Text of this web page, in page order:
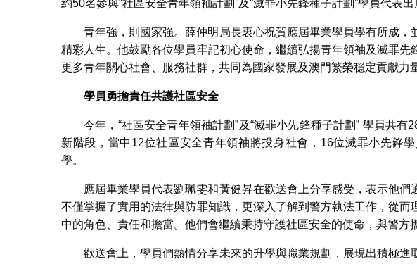
約50名參與“社區安全青年領袖計劃”及“滅罪小先鋒種子計劃”學員代表出
青年強，則國家強。薛仲明局長衷心祝賀應屆畢業學員學有所成，
精彩人生。他鼓勵各位學員牢記初心使命，繼續弘揚青年領袖及滅罪先
更多青年關心社會、服務社群，共同為國家發展及澳門繁榮穩定貢獻力
學員勇擔責任共護社區安全
今年，“社區安全青年領袖計劃”及“滅罪小先鋒種子計劃” 學員共
新階段，當中12位社區安全青年領袖將投身社會，16位滅罪小先鋒
學。
應屆畢業學員代表劉珮雯和黃健昇在歡送會上分享感受，表示他們
不僅掌握了實用的法律與防罪知識，更深入了解到警方執法工作，從而
中的角色、責任和擔當。他們會繼續秉持守護社區安全的使命，與警方
歡送會上，學員們熱情分享未來的升學與職業規劃，展現出積極